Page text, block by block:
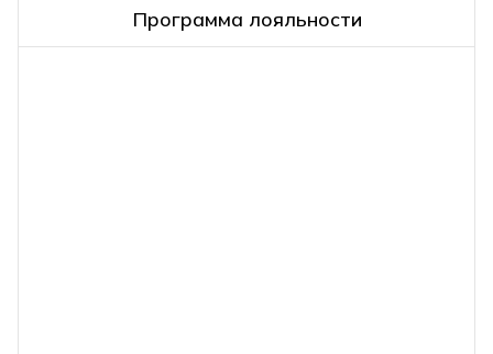
Программа лояльности